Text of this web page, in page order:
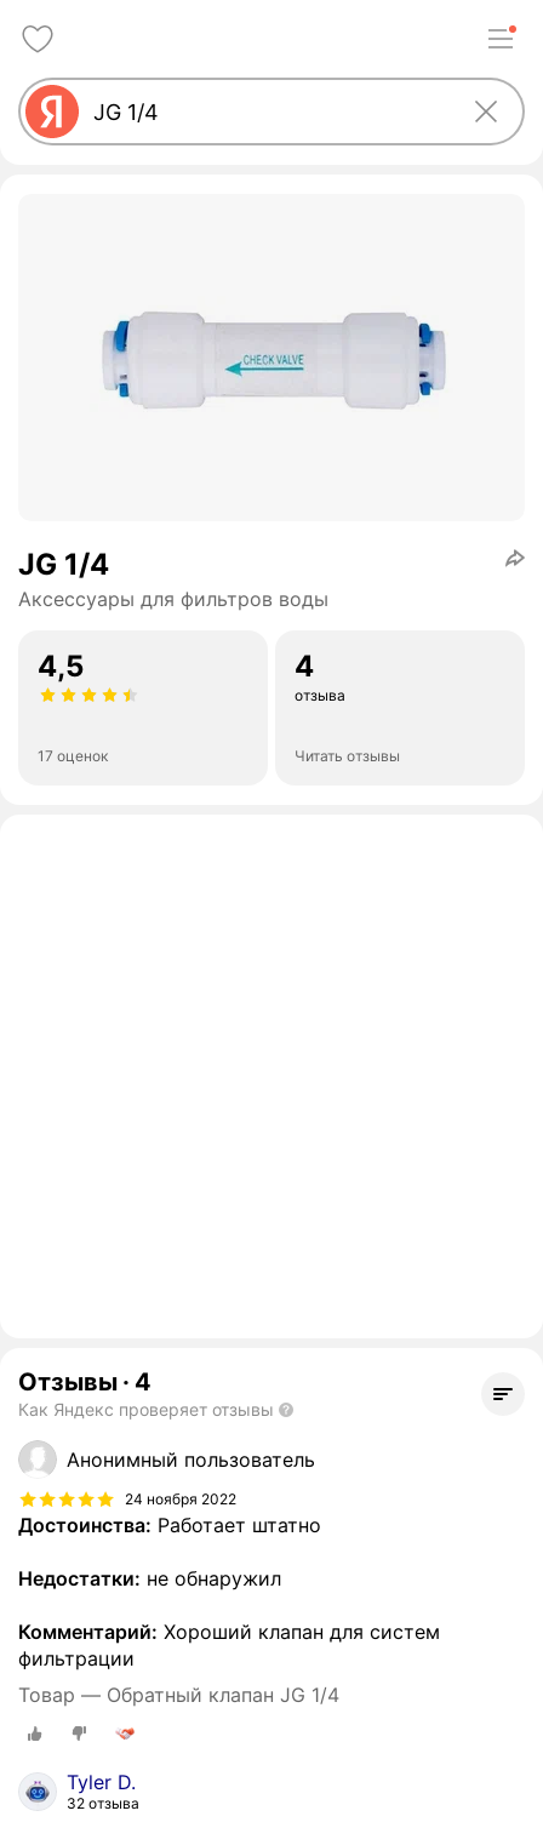
JG 1/4
Аксессуары для фильтров воды
4,5
17 оценок
4
отзыва
Читать отзывы
Отзывы · 4
Как Яндекс проверяет отзывы
Анонимный пользователь
24 ноября 2022
Достоинства: Работает штатно
Недостатки: не обнаружил
Комментарий: Хороший клапан для систем
фильтрации
Товар — Обратный клапан JG 1/4
Tyler D.
32 отзыва